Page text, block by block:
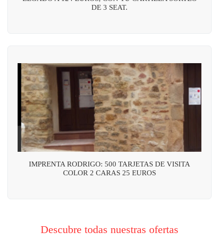
DE 3 SEAT.
IMPRENTA RODRIGO: 500 TARJETAS DE VISITA
COLOR 2 CARAS 25 EUROS
Descubre todas nuestras ofertas